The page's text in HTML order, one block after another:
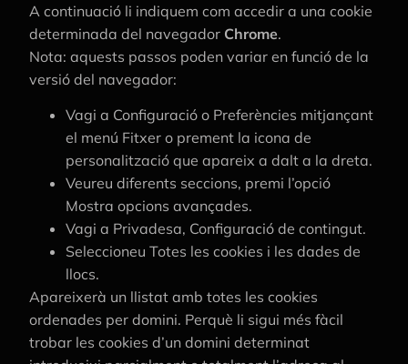
A continuació li indiquem com accedir a una cookie
determinada del navegador Chrome.
Nota: aquests passos poden variar en funció de la
versió del navegador:
Vagi a Configuració o Preferències mitjançant
el menú Fitxer o prement la icona de
personalització que apareix a dalt a la dreta.
Veureu diferents seccions, premi l’opció
Mostra opcions avançades.
Vagi a Privadesa, Configuració de contingut.
Seleccioneu Totes les cookies i les dades de
llocs.
Apareixerà un llistat amb totes les cookies
ordenades per domini. Perquè li sigui més fàcil
trobar les cookies d’un domini determinat